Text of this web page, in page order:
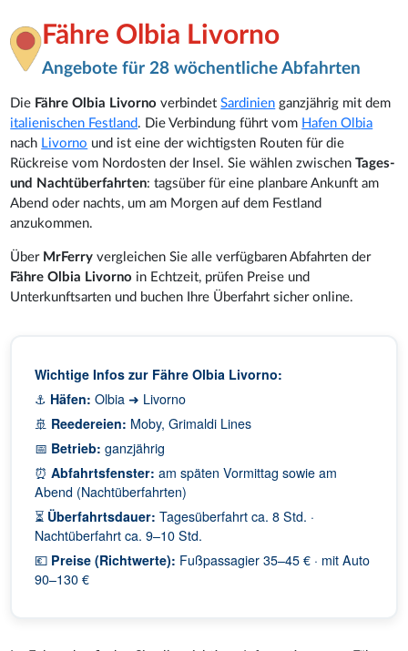
Fähre Olbia Livorno
Angebote für 28 wöchentliche Abfahrten
Die Fähre Olbia Livorno verbindetSardinien ganzjährig mit dem
italienischen Festland . Die Verbindung führt vom Hafen Olbia
nach Livorno und ist eine der wichtigsten Routen für die
Rückreise vom Nordosten der Insel. Sie wählen zwischenTages-
und Nachtüberfahrten: tagsüber für eine planbare Ankunft am
Abend oder nachts, um am Morgen auf dem Festland
anzukommen.
Über MrFerry vergleichen Sie alle verfügbaren Abfahrten der
Fähre Olbia Livorno in Echtzeit, prüfen Preise und
Unterkunftsarten und buchen Ihre Überfahrt sicher online.
Wichtige Infos zur Fähre Olbia Livorno:
⚓ Häfen: Olbia ➜ Livorno
🚢 Reedereien: Moby, Grimaldi Lines
📅 Betrieb: ganzjährig
⏰Abfahrtsfenster:am späten Vormittag sowie am
Abend (Nachtüberfahrten)
⏳ Überfahrtsdauer: Tagesüberfahrt ca. 8 Std. ·
Nachtüberfahrt ca. 9–10 Std.
💶 Preise (Richtwerte): Fußpassagier 35–45 € · mit Auto
90–130 €